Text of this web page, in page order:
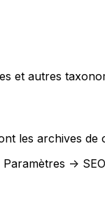
et autres
les archives de
->